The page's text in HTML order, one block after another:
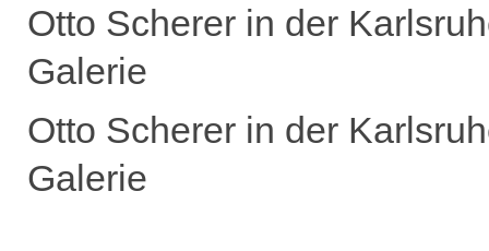
Otto Scherer in der
Galerie
Otto Scherer in der
Galerie